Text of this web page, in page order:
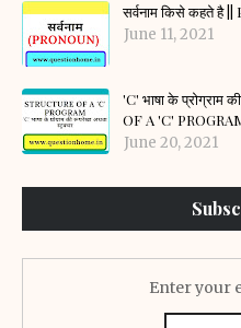
सर्वनाम किसे कहते है
June 11, 2021
'C' भाषा के प्रोग्राम
OF A 'C'
June 20, 2021
Enter your